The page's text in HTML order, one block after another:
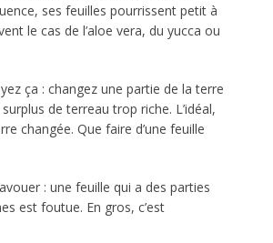
ses feuilles pourrissent petit à
le cas de l’aloe vera, du yucca ou
ça : changez une partie de la terre
de terreau trop riche. L’idéal,
changée. Que faire d’une feuille
: une feuille qui a des parties
est foutue. En gros, c’est